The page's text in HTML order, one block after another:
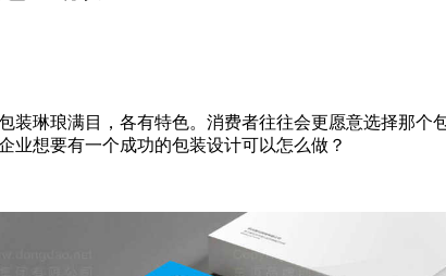
琳琅满目，各有特色。消费者往往会更愿意选择那
业想要有一个成功的包装设计可以怎么做？